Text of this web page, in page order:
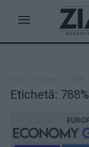
Etichetă: 788%